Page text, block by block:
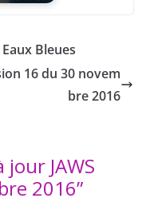
Bleues
16 du 30 novem
bre 2016
jour JAWS
2016”